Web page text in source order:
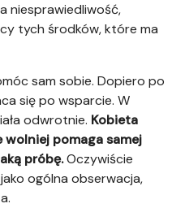
niesprawiedliwość,
tych środków, które ma
sam sobie. Dopiero po
się po wsparcie. W
odwrotnie. Kobieta
wolniej pomaga samej
próbę.Oczywiście
ogólna obserwacja,